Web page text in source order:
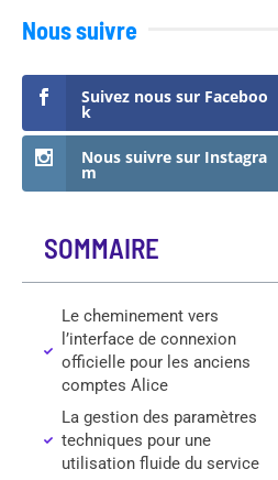
Nous suivre
Suivez nous sur Faceboo
k
Nous suivre sur Instagra
m
SOMMAIRE
Le cheminement vers
l’interface de connexion
officielle pour les anciens
comptes Alice
La gestion des paramètres
techniques pour une
utilisation fluide du service